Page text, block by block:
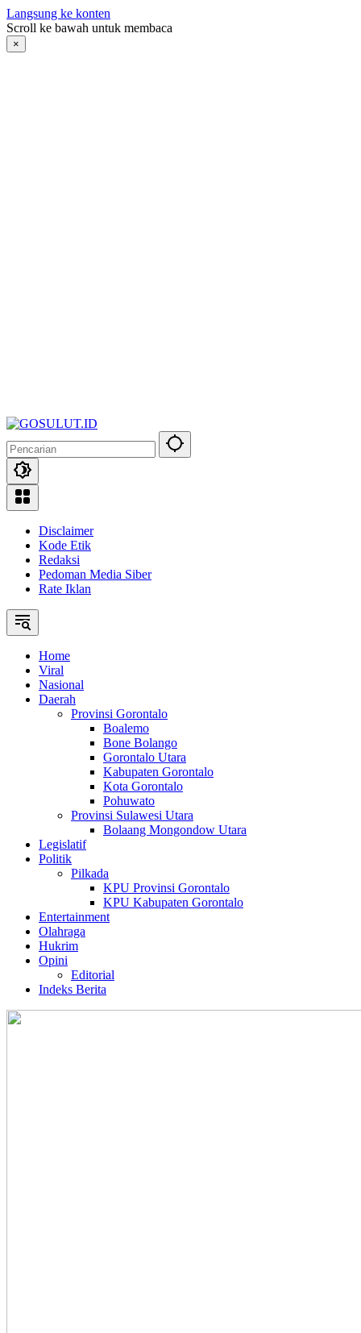
Langsung ke konten
Scroll ke bawah untuk membaca
×
Disclaimer
Kode Etik
Redaksi
Pedoman Media Siber
Rate Iklan
Home
Viral
Nasional
Daerah
Provinsi Gorontalo
Boalemo
Bone Bolango
Gorontalo Utara
Kabupaten Gorontalo
Kota Gorontalo
Pohuwato
Provinsi Sulawesi Utara
Bolaang Mongondow Utara
Legislatif
Politik
Pilkada
KPU Provinsi Gorontalo
KPU Kabupaten Gorontalo
Entertainment
Olahraga
Hukrim
Opini
Editorial
Indeks Berita